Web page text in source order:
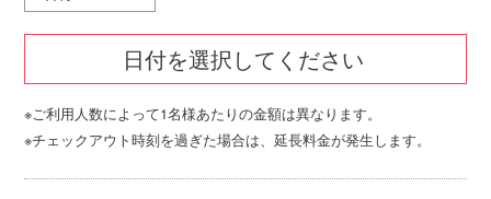
日付を選択してください
※ご利用人数によって1名様あたりの金額は異なります。
※チェックアウト時刻を過ぎた場合は、延長料金が発生します。